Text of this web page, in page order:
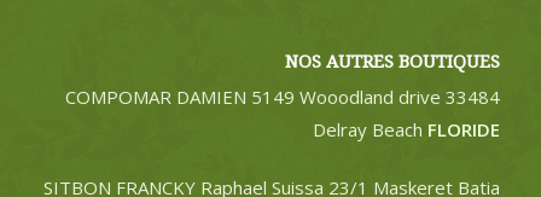
NOS AUTRES BOUTIQUES
COMPOMAR DAMIEN 5149 Wooodland drive 33484
Delray Beach FLORIDE
SITBON FRANCKY Raphael Suissa 23/1 Maskeret Batia